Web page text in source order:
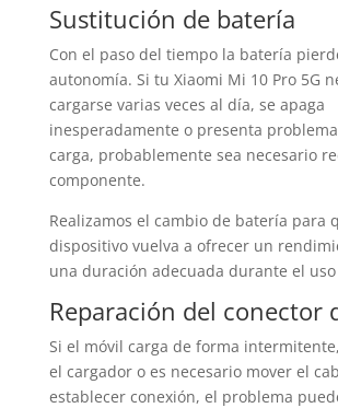
Sustitución de batería
Con el paso del tiempo la batería
autonomía. Si tu Xiaomi Mi 10 Pro 5G
cargarse varias veces al día, se apaga
inesperadamente o presenta
carga, probablemente sea necesario
componente.
Realizamos el cambio de batería para
dispositivo vuelva a ofrecer un
una duración adecuada durante el
Reparación del conector
Si el móvil carga de forma
el cargador o es necesario mover el
establecer conexión, el problema